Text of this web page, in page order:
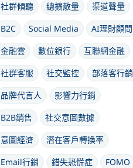
社群傾聽
總擴散量
渠道聲量
B2C
Social Media
AI理財顧問
金融雲
數位銀行
互聯網金融
社群客服
社交監控
部落客行銷
品牌代言人
影響力行銷
B2B銷售
社交意圖數據
意圖經濟
潛在客戶轉換率
Email行銷
錯失恐慌症
FOMO